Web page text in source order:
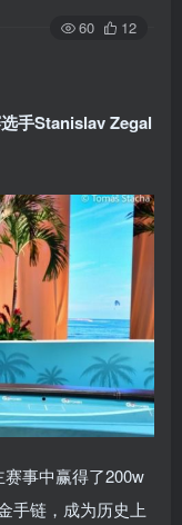
60 12
手Stanislav Zegal
事中赢得了200w
手链，成为历史上